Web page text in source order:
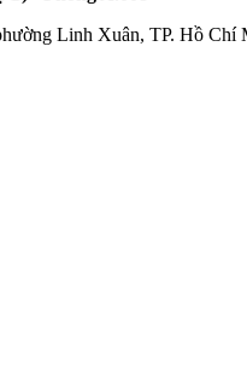
Linh Xuân, TP. Hồ Chí